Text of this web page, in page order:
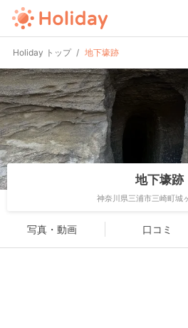
Holiday トップ 地下壕跡
地下壕跡
神奈川県三浦市三崎町城
写真・動画 口コミ